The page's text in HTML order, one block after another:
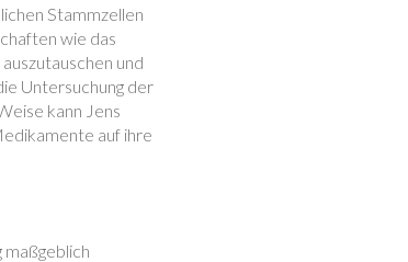
Stammzellen
wie das
und
Untersuchung der
kann Jens
auf ihre